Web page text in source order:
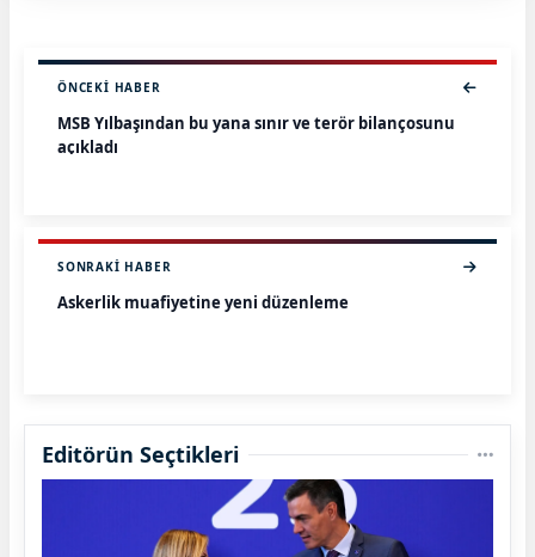
ÖNCEKI HABER
MSB Yılbaşından bu yana sınır ve terör bilançosunu
açıkladı
SONRAKI HABER
Askerlik muafiyetine yeni düzenleme
Editörün Seçtikleri